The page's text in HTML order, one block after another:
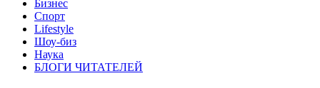
Бизнес
Спорт
Lifestyle
Шоу-биз
Наука
БЛОГИ ЧИТАТЕЛЕЙ